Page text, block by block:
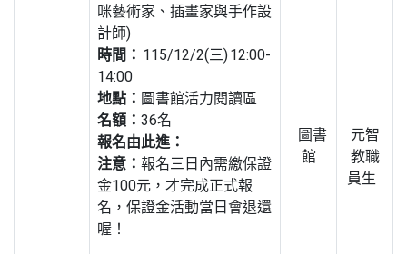
咪藝術家、插畫家與手作設
計師)
時間： 115/12/2(三) 12:00-
14:00
地點： 圖書館活力閱讀區
名額： 36名
報名由此進：
注意： 報名三日內需繳保證
金100元，才完成正式報
名，保證金活動當日會退還
喔！
圖書
館
元智
教職
員生